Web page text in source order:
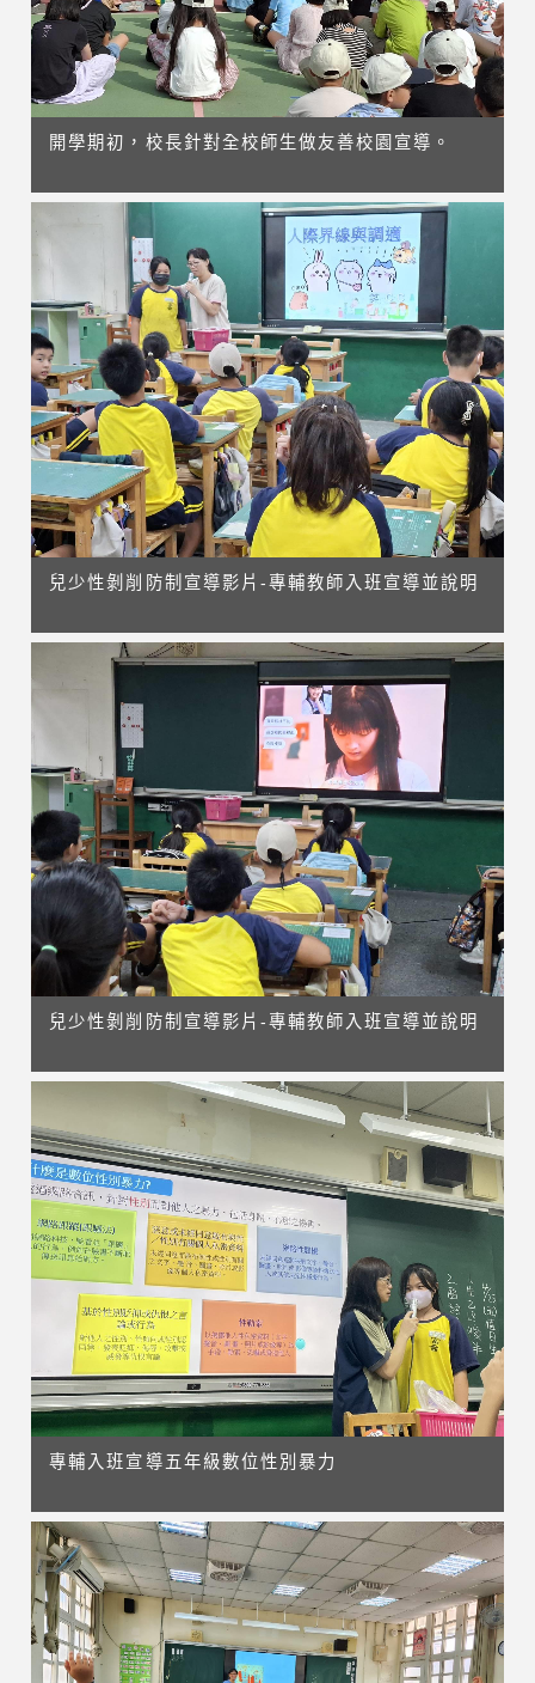
開學期初，校長針對全校師生做友善校園宣導。
兒少性剝削防制宣導影片-專輔教師入班宣導並說明
兒少性剝削防制宣導影片-專輔教師入班宣導並說明
專輔入班宣導五年級數位性別暴力